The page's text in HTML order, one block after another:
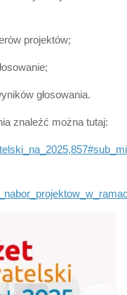
projektów;
głosowania.
znaleźć można tutaj: